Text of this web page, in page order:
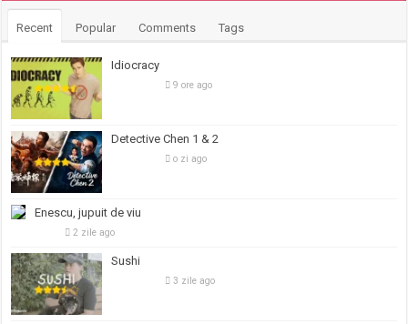
Recent Popular Comments Tags
Idiocracy
9 ore ago
Detective Chen 1 & 2
o zi ago
Enescu, jupuit de viu
2 zile ago
Sushi
3 zile ago